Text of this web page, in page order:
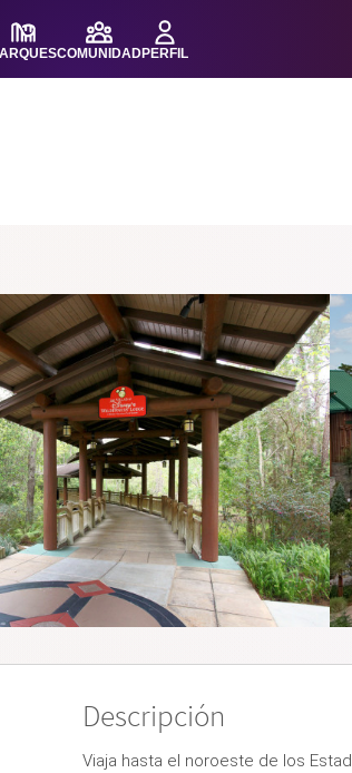
COMUNIDADPERFIL
Descripción
Viaja hasta el noroeste de los